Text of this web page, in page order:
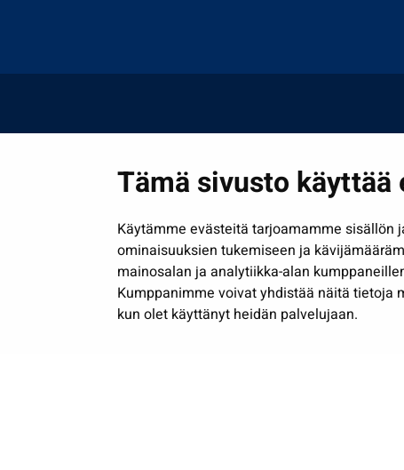
Tämä sivusto käyttää
Käytämme evästeitä tarjoamamme sisällön
ominaisuuksien tukemiseen ja
mainosalan ja analytiikka-alan
Kumppanimme voivat yhdistää näitä tietoja
kun olet käyttänyt heidän palvelujaan.